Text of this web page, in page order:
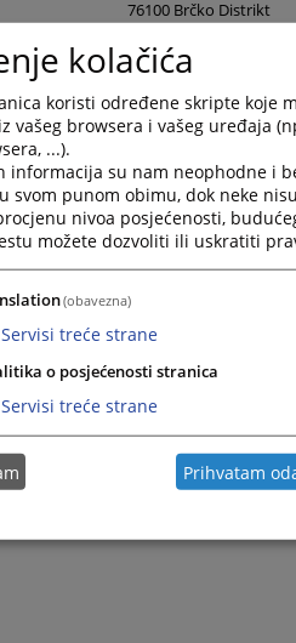
76100 Brčko Distrikt
049/219-070 faks
kppbd@kppbd.ba
- Petak
07.30–15.30h
Ne radi
Ne radi
kolačića
koristi određene skripte koje
vašeg browsera i vašeg uređaja
...).
informacija su nam neophodne i
svom punom obimu, dok neke
nivoa posjećenosti,
možete dozvoliti ili uskratiti
(obavezna)
Servisi treće strane
o posjećenosti stranica
Servisi treće strane
Prihvatam